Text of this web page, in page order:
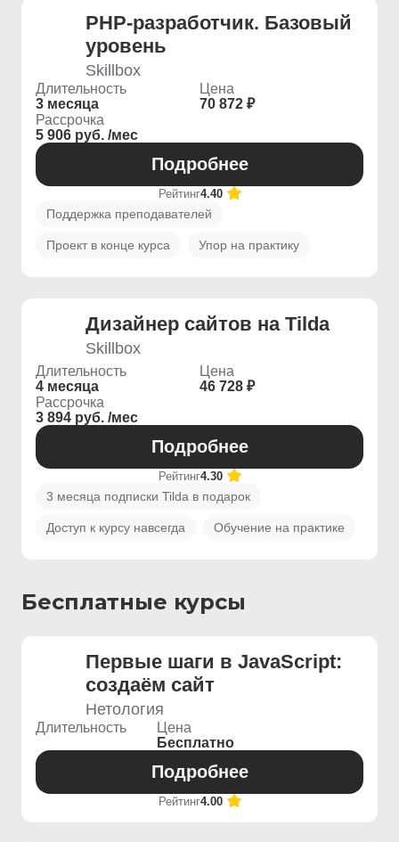
PHP-разработчик. Базовый
уровень
Skillbox
Длительность
3 месяца
Цена
70 872 ₽
Рассрочка
5 906 руб. /мес
Подробнее
Рейтинг4.40
Поддержка преподавателей
Проект в конце курса Упор на практику
Дизайнер сайтов на Tilda
Skillbox
Длительность
4 месяца
Цена
46 728 ₽
Рассрочка
3 894 руб. /мес
Подробнее
Рейтинг4.30
3 месяца подписки Tilda в подарок
Доступ к курсу навсегда Обучение на практике
Бесплатные курсы
Первые шаги в JavaScript:
создаём сайт
Нетология
Длительность
Цена
Бесплатно
Подробнее
Рейтинг4.00